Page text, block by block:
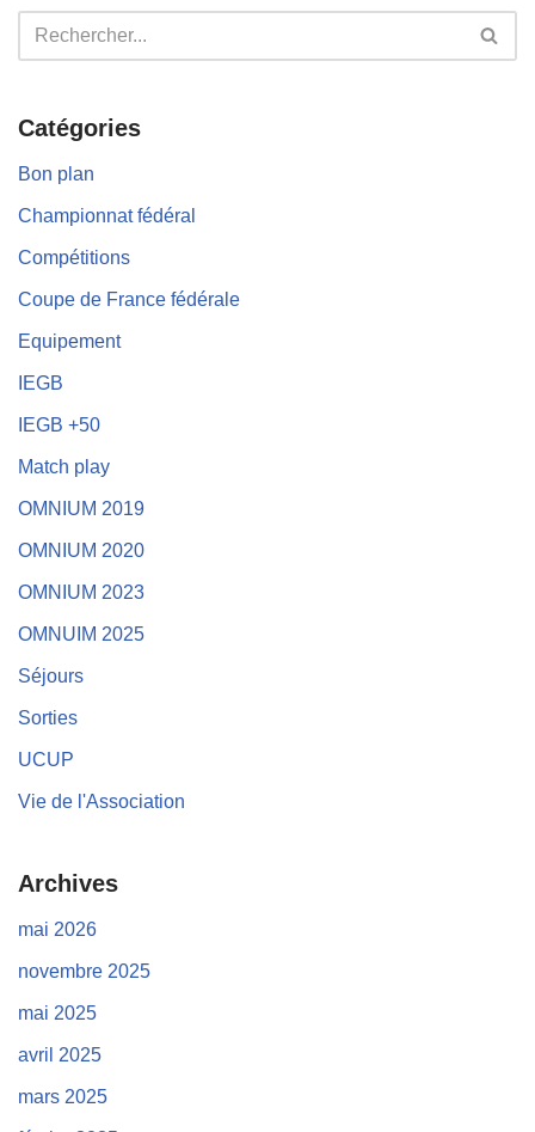
Catégories
Bon plan
Championnat fédéral
Compétitions
Coupe de France fédérale
Equipement
IEGB
IEGB +50
Match play
OMNIUM 2019
OMNIUM 2020
OMNIUM 2023
OMNUIM 2025
Séjours
Sorties
UCUP
Vie de l'Association
Archives
mai 2026
novembre 2025
mai 2025
avril 2025
mars 2025